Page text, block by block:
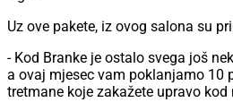
Uz ove pakete, iz ovog salona su
- Kod Branke je ostalo svega još
a ovaj mjesec vam poklanjamo 10
tretmane koje zakažete upravo